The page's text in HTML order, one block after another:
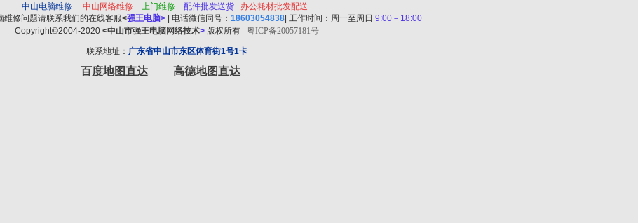
中山电脑维修 中山 网络维修 上门维修 配件批发送货
办公耗材批发配送
维修问题请联系我们的在线客服<强王电脑> | 电话微信同号： 18603054838 | 工作时间：周一至周日 9:00－18:00
Copyright©2004-2020 <中山市强王电脑网络技术> 版权所有 粤ICP备20057181号
联系地址： 广东省中山市东区体育街1号1卡
百度地图直达 高德地图直达